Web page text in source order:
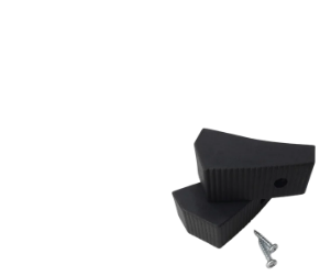
Reklamace a vrácení zboží
Zásady používania súborov cookie